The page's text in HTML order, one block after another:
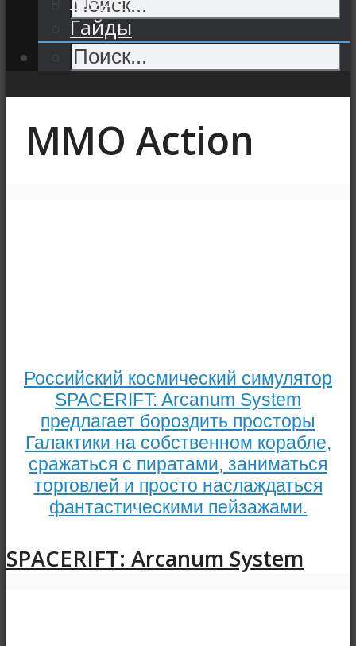
Гайды
MMO Action
Российский космический симулятор
SPACERIFT: Arcanum System
предлагает бороздить просторы
Галактики на собственном корабле,
сражаться с пиратами, заниматься
торговлей и просто наслаждаться
фантастическими пейзажами.
SPACERIFT: Arcanum System